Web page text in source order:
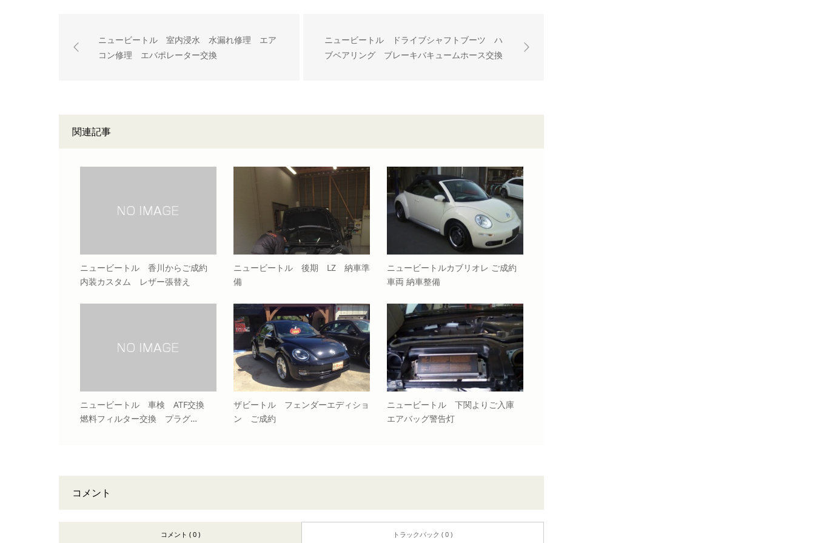
ニュービートル 室内浸水 水漏れ修理 エア
コン修理 エバポレーター交換
ニュービートル ドライブシャフトブーツ ハ
ブベアリング ブレーキバキュームホース交換
関連記事
ニュービートル 香川からご成約
内装カスタム レザー張替え
ニュービートル 後期 LZ 納車準
備
ニュービートルカブリオレ ご成約
車両 納車整備
ニュービートル 車検 ATF交換
燃料フィルター交換 プラグ…
ザビートル フェンダーエディショ
ン ご成約
ニュービートル 下関よりご入庫
エアバッグ警告灯
コメント
コメント ( 0 ) トラックバック ( 0 )